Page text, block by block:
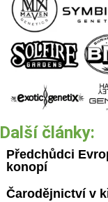
Další články:
Předchůdci
konopí
Čarodějnictví v